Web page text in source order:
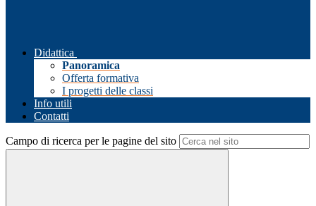
Didattica
Panoramica
Offerta formativa
I progetti delle classi
Info utili
Contatti
Campo di ricerca per le pagine del sito